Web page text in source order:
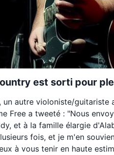
est sorti pour
autre violoniste/guitariste
Free a tweeté : "Nous
et à la famille élargie
fois, et je m'en
à vous tenir en haute